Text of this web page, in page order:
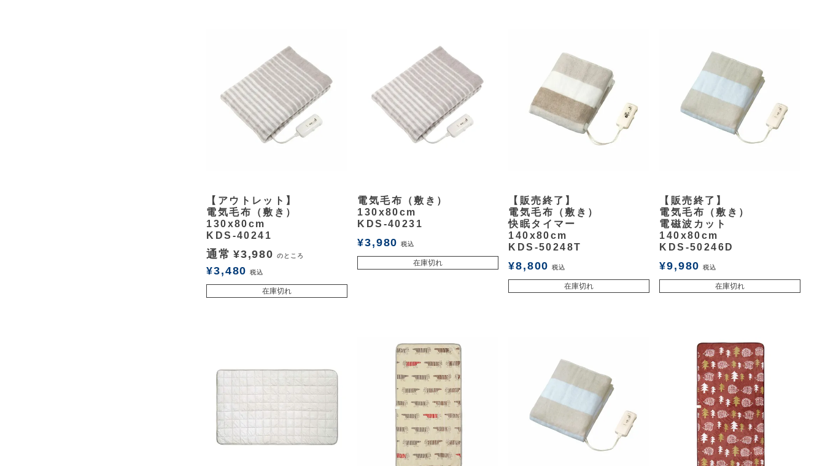
【アウトレット】
電気毛布（敷き）
130x80cm
KDS-40241
通常 ¥3,980 のところ
¥3,480 税込
在庫切れ
電気毛布（敷き）
130x80cm
KDS-40231
¥3,980 税込
在庫切れ
【販売終了】
電気毛布（敷き）
快眠タイマー
140x80cm
KDS-50248T
¥8,800 税込
在庫切れ
【販売終了】
電気毛布（敷き）
電磁波カット
140x80cm
KDS-50246D
¥9,980 税込
在庫切れ